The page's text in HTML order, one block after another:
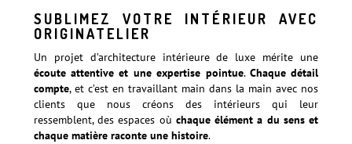
SUBLIMEZ VOTRE INTÉRIEUR AVEC
ORIGINATELIER
Un projet d’architecture intérieure de luxe mérite une
écoute attentive et une expertise pointue.Chaque détail
compte, et c’est en travaillant main dans la main avec nos
clients que nous créons des intérieurs qui leur
ressemblent, des espaces où chaque élément a du sens et
chaque matière raconte une histoire.